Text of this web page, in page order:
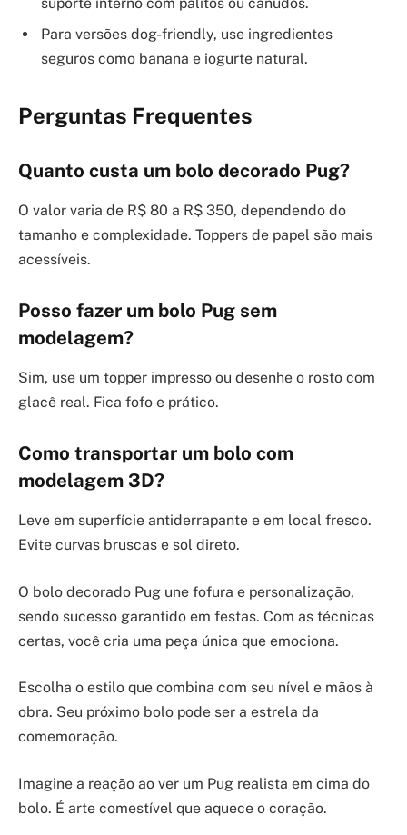
Para versões dog-friendly, use ingredientes
seguros como banana e iogurte natural.
Perguntas Frequentes
Quanto custa um bolo decorado Pug?
O valor varia de R$ 80 a R$ 350, dependendo do
tamanho e complexidade. Toppers de papel são mais
acessíveis.
Posso fazer um bolo Pug sem
modelagem?
Sim, use um topper impresso ou desenhe o rosto com
glacê real. Fica fofo e prático.
Como transportar um bolo com
modelagem 3D?
Leve em superfície antiderrapante e em local fresco.
Evite curvas bruscas e sol direto.
O bolo decorado Pug une fofura e personalização,
sendo sucesso garantido em festas. Com as técnicas
certas, você cria uma peça única que emociona.
Escolha o estilo que combina com seu nível e mãos à
obra. Seu próximo bolo pode ser a estrela da
comemoração.
Imagine a reação ao ver um Pug realista em cima do
bolo. É arte comestível que aquece o coração.